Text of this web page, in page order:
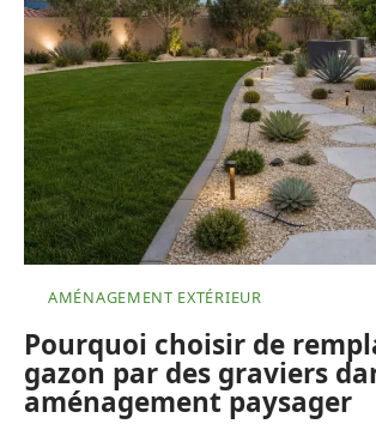
AMÉNAGEMENT EXTÉRIEUR
Pourquoi choisir de
gazon par des graviers
aménagement paysager